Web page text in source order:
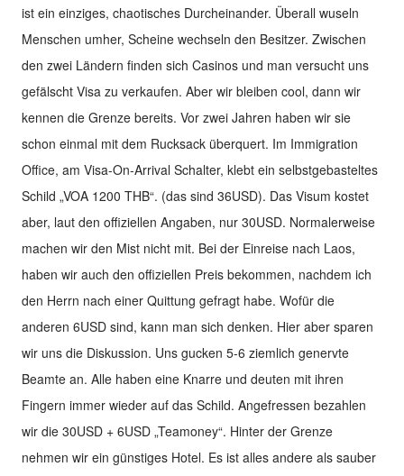
ist ein einziges, chaotisches Durcheinander. Überall wuseln
Menschen umher, Scheine wechseln den Besitzer. Zwischen
den zwei Ländern finden sich Casinos und man versucht uns
gefälscht Visa zu verkaufen. Aber wir bleiben cool, dann wir
kennen die Grenze bereits. Vor zwei Jahren haben wir sie
schon einmal mit dem Rucksack überquert. Im Immigration
Office, am Visa-On-Arrival Schalter, klebt ein selbstgebasteltes
Schild „VOA 1200 THB“. (das sind 36USD). Das Visum kostet
aber, laut den offiziellen Angaben, nur 30USD. Normalerweise
machen wir den Mist nicht mit. Bei der Einreise nach Laos,
haben wir auch den offiziellen Preis bekommen, nachdem ich
den Herrn nach einer Quittung gefragt habe. Wofür die
anderen 6USD sind, kann man sich denken. Hier aber sparen
wir uns die Diskussion. Uns gucken 5-6 ziemlich genervte
Beamte an. Alle haben eine Knarre und deuten mit ihren
Fingern immer wieder auf das Schild. Angefressen bezahlen
wir die 30USD + 6USD „Teamoney“. Hinter der Grenze
nehmen wir ein günstiges Hotel. Es ist alles andere als sauber